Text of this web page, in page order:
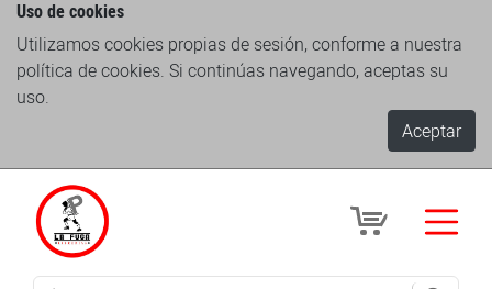
Uso de cookies
Utilizamos cookies propias de sesión, conforme a nuestra
política de cookies. Si continúas navegando, aceptas su
uso.
Aceptar